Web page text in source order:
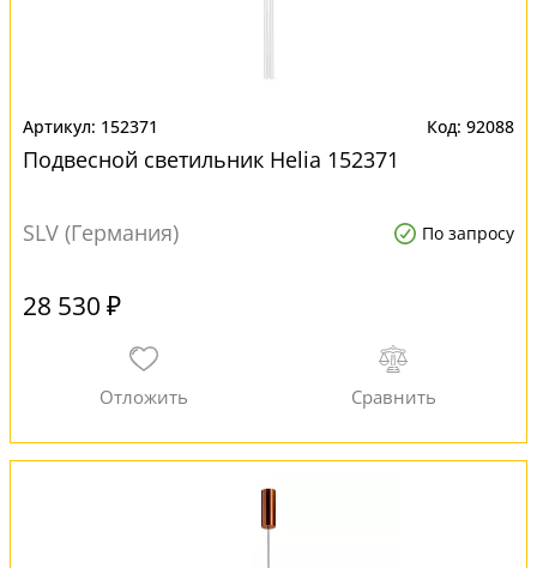
152371 92088
Подвесной светильник Helia 152371
SLV (Германия) По запросу
28 530 ₽